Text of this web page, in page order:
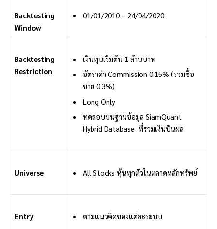
Backtesting
Window
01/01/2010 – 24/04/2020
Backtesting
Restriction
เงินทุนเริ่มต้น 1 ล้านบาท
อัตราค่า Commission 0.15% (รวมซื้อ
ขาย 0.3%)
Long Only
ทดสอบบนฐานข้อมูล SiamQuant
Hybrid Database ที่รวมเงินปันผล
Universe All Stocks หุ้นทุกตัวในตลาดหลักทรัพย์
Entry ตามแนวคิดของแต่ละระบบ